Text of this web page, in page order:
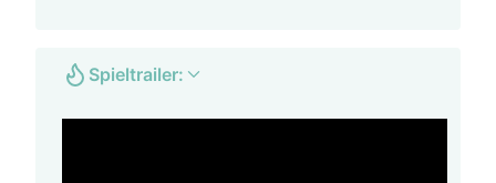
Spieltrailer: